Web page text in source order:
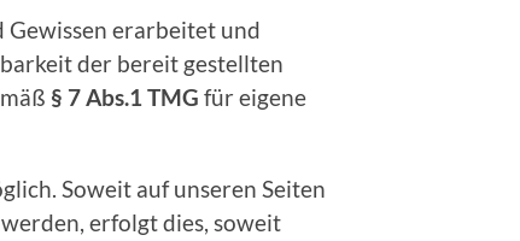
erarbeitet und
der bereit gestellten
§ 7 Abs.1 TMG für eigene
Soweit auf unseren Seiten
erfolgt dies, soweit